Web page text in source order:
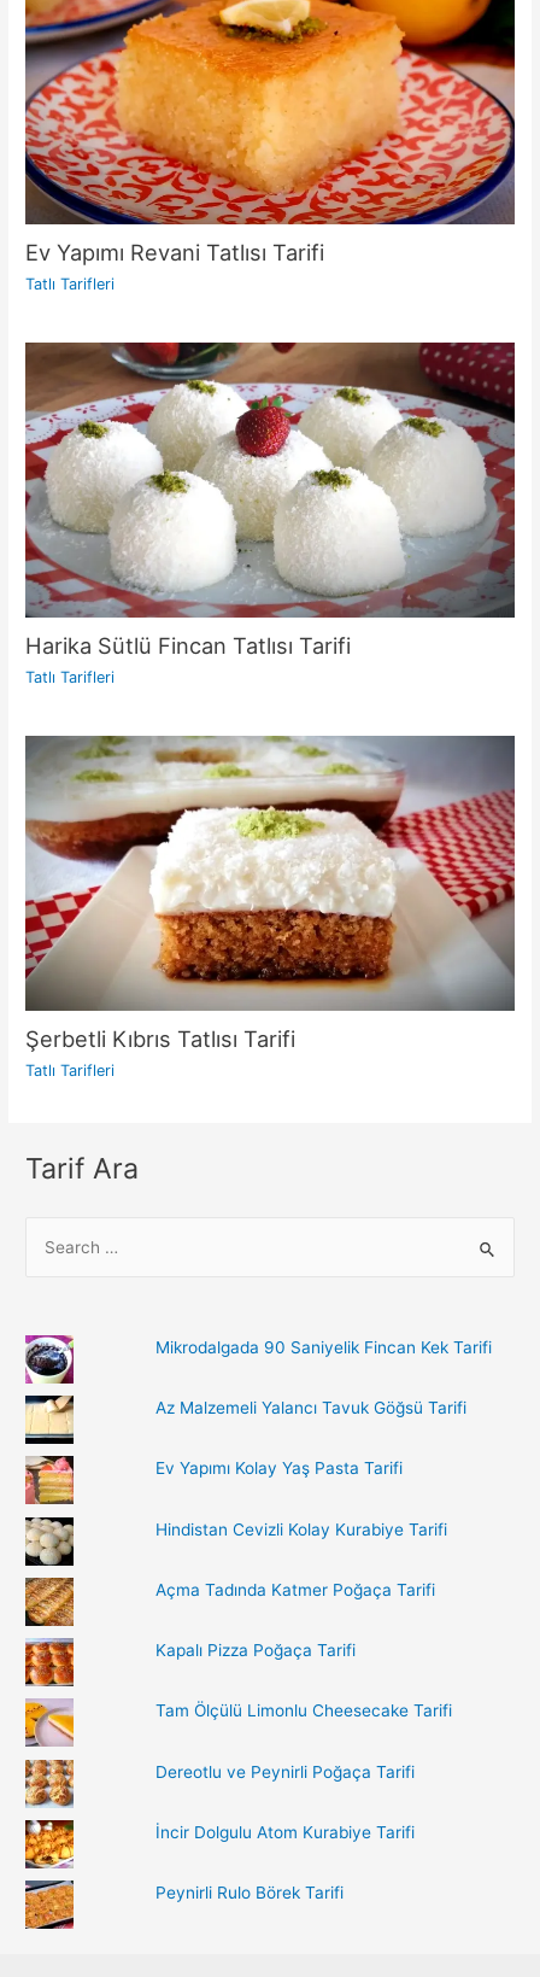
Ev Yapımı Revani Tatlısı Tarifi
Tatlı Tarifleri
Harika Sütlü Fincan Tatlısı Tarifi
Tatlı Tarifleri
Şerbetli Kıbrıs Tatlısı Tarifi
Tatlı Tarifleri
Tarif Ara
c
h
f
o
r
:
Mikrodalgada 90 Saniyelik Fincan Kek Tarifi
Az Malzemeli Yalancı Tavuk Göğsü Tarifi
Ev Yapımı Kolay Yaş Pasta Tarifi
Hindistan Cevizli Kolay Kurabiye Tarifi
Açma Tadında Katmer Poğaça Tarifi
Kapalı Pizza Poğaça Tarifi
Tam Ölçülü Limonlu Cheesecake Tarifi
Dereotlu ve Peynirli Poğaça Tarifi
İncir Dolgulu Atom Kurabiye Tarifi
Peynirli Rulo Börek Tarifi